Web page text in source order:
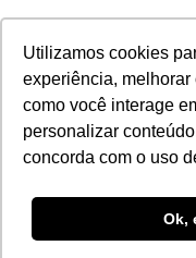
Utilizamos cookies
experiência,
como você interage
personalizar
concorda com o uso
Ok,
75ª
Batista